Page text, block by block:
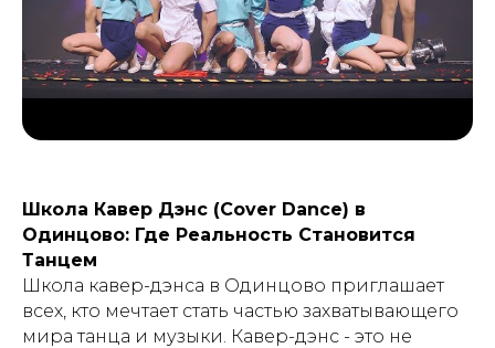
Школа Кавер Дэнс (Cover Dance) в
Одинцово: Где Реальность Становится
Танцем
Школа кавер-дэнса в Одинцово приглашает
всех, кто мечтает стать частью захватывающего
мира танца и музыки. Кавер-дэнс - это не